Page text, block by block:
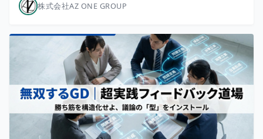
株式会社AZ ONE GROUP